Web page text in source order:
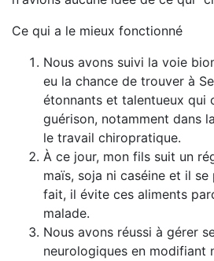
Ce qui a le mieux fonctionné
Nous avons suivi la voie
eu la chance de trouver à
étonnants et talentueux qui
guérison, notamment dans
le travail chiropratique.
À ce jour, mon fils suit un
maïs, soja ni caséine et il
fait, il évite ces aliments
malade.
Nous avons réussi à gérer
neurologiques en modifiant